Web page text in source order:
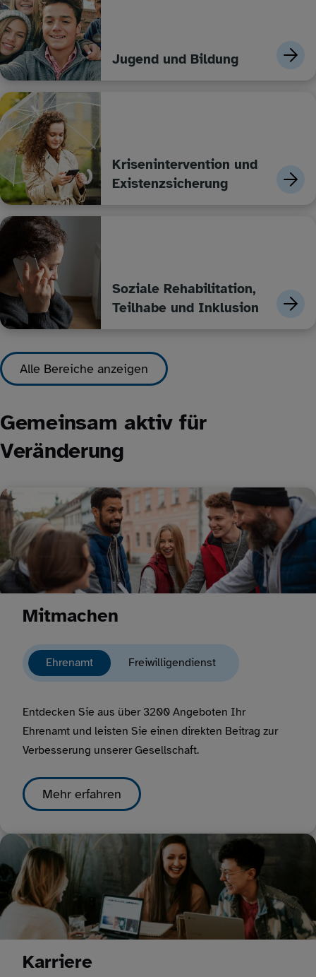
Jugend und Bildung
Krisenintervention und
Existenzsicherung
Soziale Rehabilitation,
Teilhabe und Inklusion
Alle Bereiche anzeigen
Gemeinsam aktiv für
Veränderung
Mitmachen
Ehrenamt Freiwilligendienst
Entdecken Sie aus über 3200 Angeboten Ihr
Ehrenamt und leisten Sie einen direkten Beitrag zur
Verbesserung unserer Gesellschaft.
Mehr erfahren
Karriere